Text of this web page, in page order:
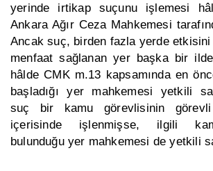
yerinde irtikap suçunu işlemesi
Ankara Ağır Ceza Mahkemesi
Ancak suç, birden fazla yerde
menfaat sağlanan yer başka bir
hâlde CMK m.13 kapsamında en
başladığı yer mahkemesi yetkili
suç bir kamu görevlisinin
içerisinde işlenmişse, ilgili
bulunduğu yer mahkemesi de yetkili